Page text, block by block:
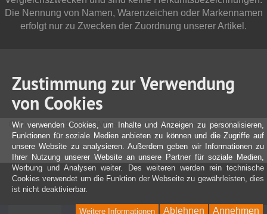
Die Nennung von Namen, Warenzeichen oder Markennamen
erfolgt nur zu Zwecken der Zuordnung unserer Artikel.
Copyright © 2025 JOM Car Parts & Car Hifi GmbH - Alle Rechte
vorbehalten
Zustimmung zur Verwendung
von Cookies
Wir verwenden Cookies, um Inhalte und Anzeigen zu personalisieren,
Funktionen für soziale Medien anbieten zu können und die Zugriffe auf
unsere Website zu analysieren. Außerdem geben wir Informationen zu
Ihrer Nutzung unserer Website an unsere Partner für soziale Medien,
Werbung und Analysen weiter. Des weiteren werden rein technische
Cookies verwendet um die Funktion der Webseite zu gewährleisten, dies
ist nicht deaktivierbar.
Annehmen
Ablehnen
Weitere Informationen